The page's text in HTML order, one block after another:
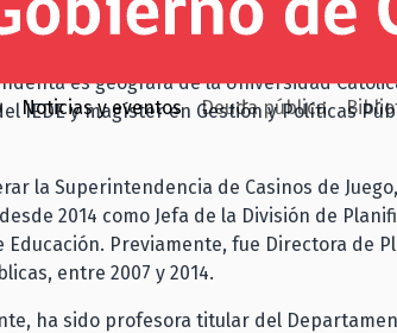
Noticias y eventos Deuda pública
desempeña en el cargo desde febrero de
es geógrafa de la Universidad
IEDE y magíster en Gestión y Políticas
la Superintendencia de Casinos de
2014 como Jefa de la División de
Educación. Previamente, fue Directora de
entre 2007 y 2014.
ha sido profesora titular del